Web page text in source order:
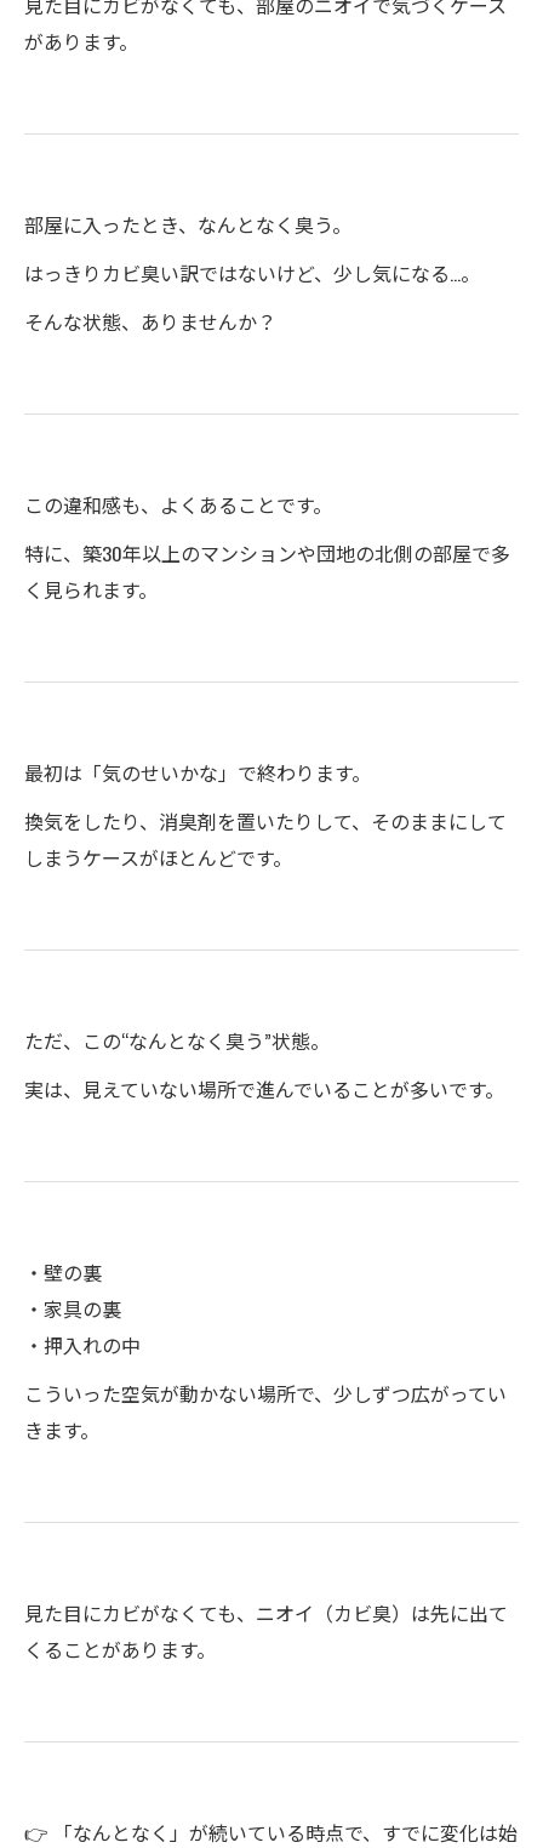
があります。
部屋に入ったとき、なんとなく臭う。
はっきりカビ臭い訳ではないけど、少し気になる…。
そんな状態、ありませんか？
この違和感も、よくあることです。
特に、築30年以上のマンションや団地の北側の部屋で多
く見られます。
最初は「気のせいかな」で終わります。
換気をしたり、消臭剤を置いたりして、そのままにして
しまうケースがほとんどです。
ただ、この“なんとなく臭う”状態。
実は、見えていない場所で進んでいることが多いです。
・壁の裏
・家具の裏
・押入れの中
こういった空気が動かない場所で、少しずつ広がってい
きます。
見た目にカビがなくても、ニオイ（カビ臭）は先に出て
くることがあります。
👉 「なんとなく」が続いている時点で、すでに変化は始